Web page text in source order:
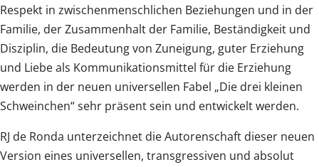
Respekt in zwischenmenschlichen Beziehungen und in der
Familie, der Zusammenhalt der Familie, Beständigkeit und
Disziplin, die Bedeutung von Zuneigung, guter Erziehung
und Liebe als Kommunikationsmittel für die Erziehung
werden in der neuen universellen Fabel „Die drei kleinen
Schweinchen“ sehr präsent sein und entwickelt werden.
RJ de Ronda unterzeichnet die Autorenschaft dieser neuen
Version eines universellen, transgressiven und absolut